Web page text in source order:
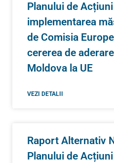
Planului de
implementarea
de Comisia
cererea de
Moldova la UE
VEZI DETALII
Raport Alternativ
Planului de